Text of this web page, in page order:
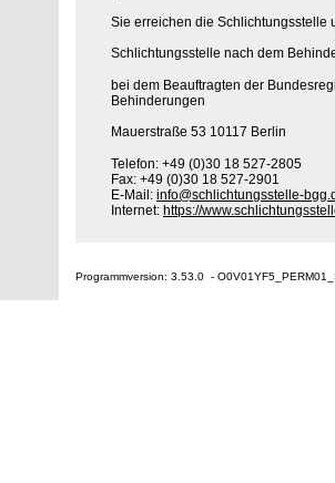
Sie erreichen die Schlichtungsstelle
Schlichtungsstelle nach dem
bei dem Beauftragten der
Behinderungen
Mauerstraße 53 10117 Berlin
Telefon: +49 (0)30 18 527-2805
Fax: +49 (0)30 18 527-2901
E-Mail: info@schlichtungsstelle-
Internet: https://
Programmversion: 3.53.0 -